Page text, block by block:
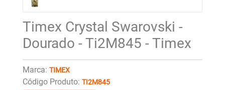
Timex Crystal Swarovski -
Dourado - Ti2M845 - Timex
Marca: TIMEX
Código Produto: TI2M845